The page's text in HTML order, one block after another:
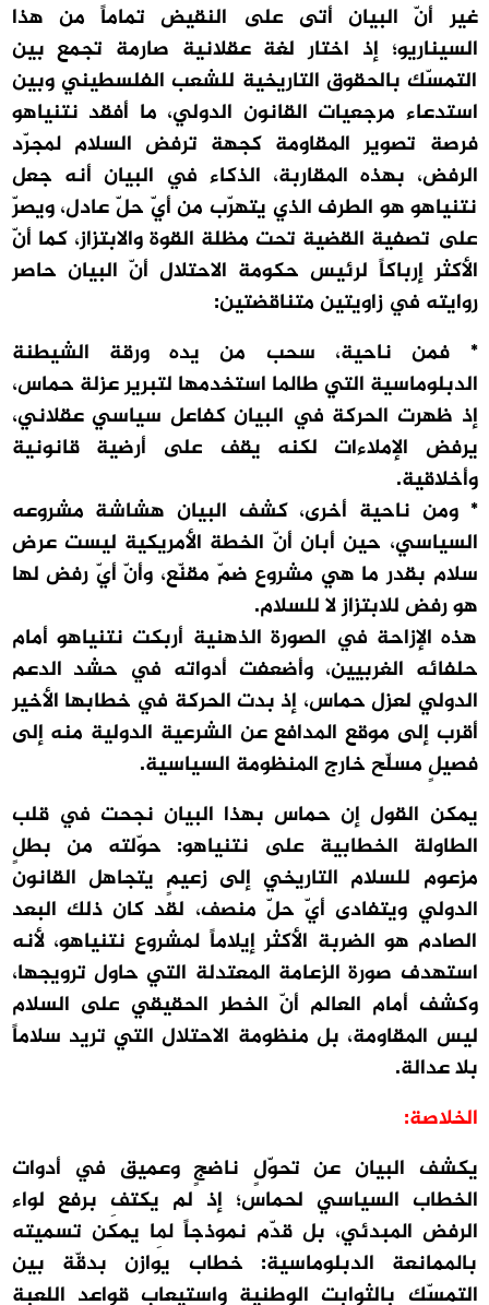
غير أنّ البيان أتى على النقيض تماماً من هذا
السيناريو؛ إذ اختار لغة عقلانية صارمة تجمع بين
التمسّك بالحقوق التاريخية للشعب الفلسطيني وبين
استدعاء مرجعيات القانون الدولي، ما أفقد نتنياهو
فرصة تصوير المقاومة كجهة ترفض السلام لمجرّد
الرفض، بهذه المقاربة، الذكاء في البيان أنه جعل
نتنياهو هو الطرف الذي يتهرّب من أيّ حلّ عادل، ويصرّ
على تصفية القضية تحت مظلة القوة والابتزاز، كما أنّ
الأكثر إرباكاً لرئيس حكومة الاحتلال أنّ البيان حاصر
روايته في زاويتين متناقضتين:
* فمن ناحية، سحب من يده ورقة الشيطنة
الدبلوماسية التي طالما استخدمها لتبرير عزلة حماس،
إذ ظهرت الحركة في البيان كفاعل سياسي عقلاني،
يرفض الإملاءات لكنه يقف على أرضية قانونية
وأخلاقية.
* ومن ناحية أخرى، كشف البيان هشاشة مشروعه
السياسي، حين أبان أنّ الخطة الأمريكية ليست عرض
سلام بقدر ما هي مشروع ضمّ مقنّع، وأنّ أيّ رفض لها
هو رفض للابتزاز لا للسلام.
هذه الإزاحة في الصورة الذهنية أربكت نتنياهو أمام
حلفائه الغربيين، وأضعفت أدواته في حشد الدعم
الدولي لعزل حماس، إذ بدت الحركة في خطابها الأخير
أقرب إلى موقع المدافع عن الشرعية الدولية منه إلى
فصيلٍ مسلّح خارج المنظومة السياسية.
يمكن القول إن حماس بهذا البيان نجحت في قلب
الطاولة الخطابية على نتنياهو: حوّلته من بطلٍ
مزعوم للسلام التاريخي إلى زعيمٍ يتجاهل القانون
الدولي ويتفادى أيّ حلّ منصف، لقد كان ذلك البعد
الصادم هو الضربة الأكثر إيلاماً لمشروع نتنياهو، لأنه
استهدف صورة الزعامة المعتدلة التي حاول ترويجها،
وكشف أمام العالم أنّ الخطر الحقيقي على السلام
ليس المقاومة، بل منظومة الاحتلال التي تريد سلاماً
بلا عدالة.
الخلاصة:
يكشف البيان عن تحوّلٍ ناضجٍ وعميق في أدوات
الخطاب السياسي لحماس؛ إذ لم يكتفِ برفع لواء
الرفض المبدئي، بل قدّم نموذجاً لِما يمكن تسميته
بالممانعة الدبلوماسية: خطاب يوازن بدقّة بين
التمسّك بالثوابت الوطنية واستيعاب قواعد اللعبة